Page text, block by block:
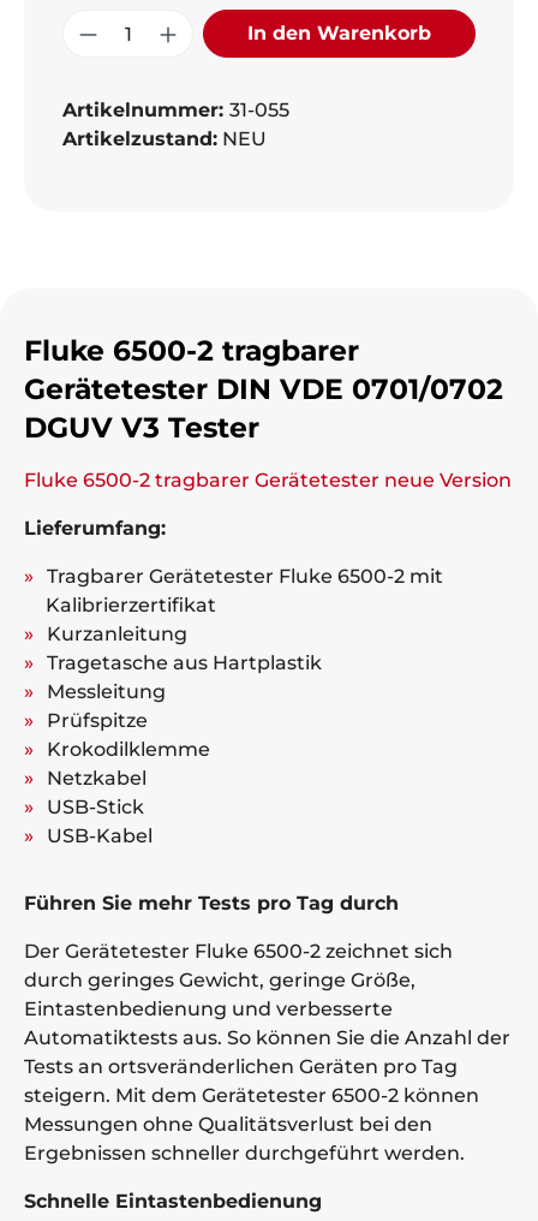
Produkt Anzahl: Gib den
In den Warenkorb
Artikelnummer: 31-055
Artikelzustand: NEU
Fluke 6500-2 tragbarer
Gerätetester DIN VDE 0701/0702
DGUV V3 Tester
Fluke 6500-2 tragbarer Gerätetester neue Version
Lieferumfang:
Tragbarer Gerätetester Fluke 6500-2 mit
Kalibrierzertifikat
Kurzanleitung
Tragetasche aus Hartplastik
Messleitung
Prüfspitze
Krokodilklemme
Netzkabel
USB-Stick
USB-Kabel
Führen Sie mehr Tests pro Tag durch
Der Gerätetester Fluke 6500-2 zeichnet sich
durch geringes Gewicht, geringe Größe,
Eintastenbedienung und verbesserte
Automatiktests aus. So können Sie die Anzahl der
Tests an ortsveränderlichen Geräten pro Tag
steigern. Mit dem Gerätetester 6500-2 können
Messungen ohne Qualitätsverlust bei den
Ergebnissen schneller durchgeführt werden.
Schnelle Eintastenbedienung